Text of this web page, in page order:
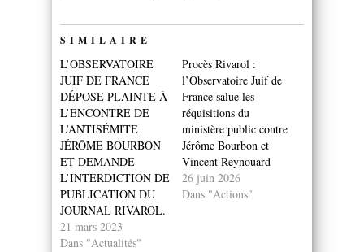
SIMILAIRE
L’OBSERVATOIRE
JUIF DE FRANCE
DÉPOSE PLAINTE À
L’ENCONTRE DE
L’ANTISÉMITE
JÉRÔME BOURBON
ET DEMANDE
L’INTERDICTION DE
PUBLICATION DU
JOURNAL RIVAROL.
21 mars 2023
Dans "Actualités"
Procès Rivarol :
l’Observatoire Juif de
France salue les
réquisitions du
ministère public contre
Jérôme Bourbon et
Vincent Reynouard
26 juin 2026
Dans "Actions"